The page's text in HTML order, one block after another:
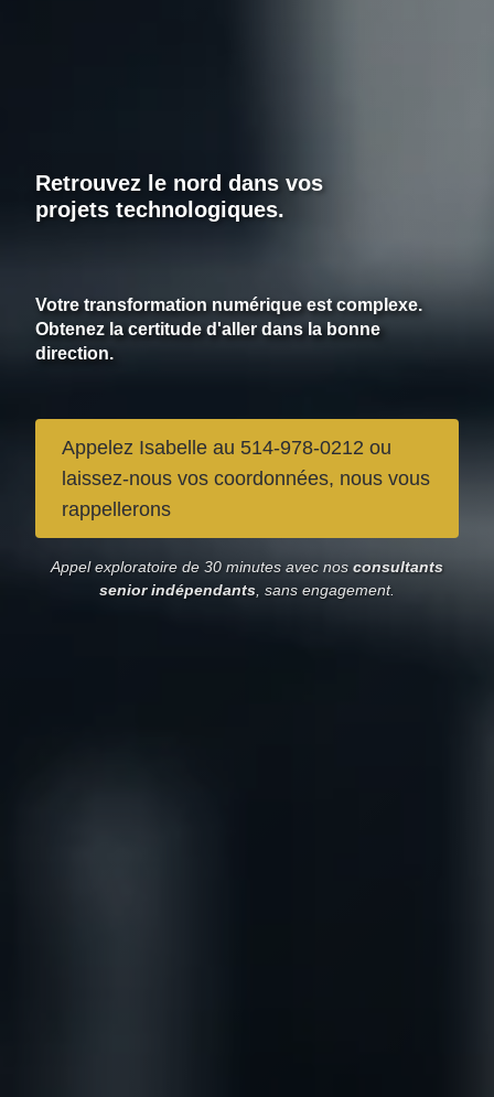
Retrouvez le nord dans vos
projets technologiques.
Votre transformation numérique est complexe.
Obtenez la certitude d'aller dans la bonne
direction.
Appelez Isabelle au 514-978-0212 ou
laissez-nous vos coordonnées, nous vous
rappellerons
Appel exploratoire de 30 minutes avec nos consultants
senior indépendants , sans engagement.